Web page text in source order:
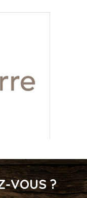
VOUS ?